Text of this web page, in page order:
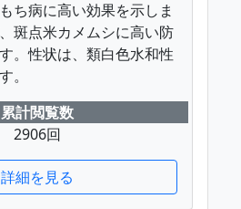
ち病に高い効果を示しま
斑点米カメムシに高い防
。性状は、類白色水和性
。
累計閲覧数
2906回
詳細を見る